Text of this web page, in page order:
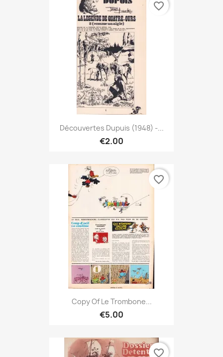
Découvertes Dupuis (1948) -...
€2.00
favorite_border
Copy Of Le Trombone...
€5.00
favorite_border
favorite_border